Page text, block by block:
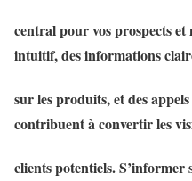
central pour vos prospects et
intuitif, des informations
sur les produits, et des
contribuent à convertir les
clients potentiels.